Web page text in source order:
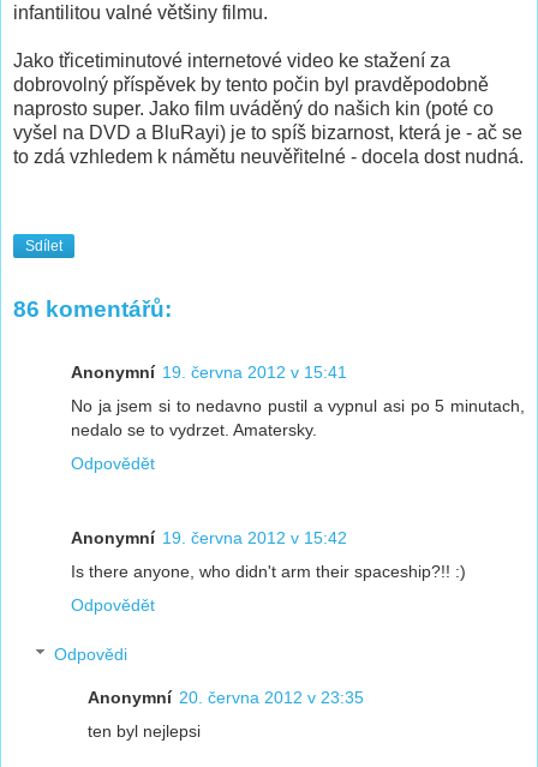
infantilitou valné většiny filmu.
Jako třicetiminutové internetové video ke stažení za
dobrovolný příspěvek by tento počin byl pravděpodobně
naprosto super. Jako film uváděný do našich kin (poté co
vyšel na DVD a BluRayi) je to spíš bizarnost, která je - ač se
to zdá vzhledem k námětu neuvěřitelné - docela dost nudná.
Sdílet
86 komentářů:
Anonymní 19. června 2012 v 15:41
No ja jsem si to nedavno pustil a vypnul asi po 5 minutach,
nedalo se to vydrzet. Amatersky.
Odpovědět
Anonymní 19. června 2012 v 15:42
Is there anyone, who didn't arm their spaceship?!! :)
Odpovědět
Odpovědi
Anonymní 20. června 2012 v 23:35
ten byl nejlepsi